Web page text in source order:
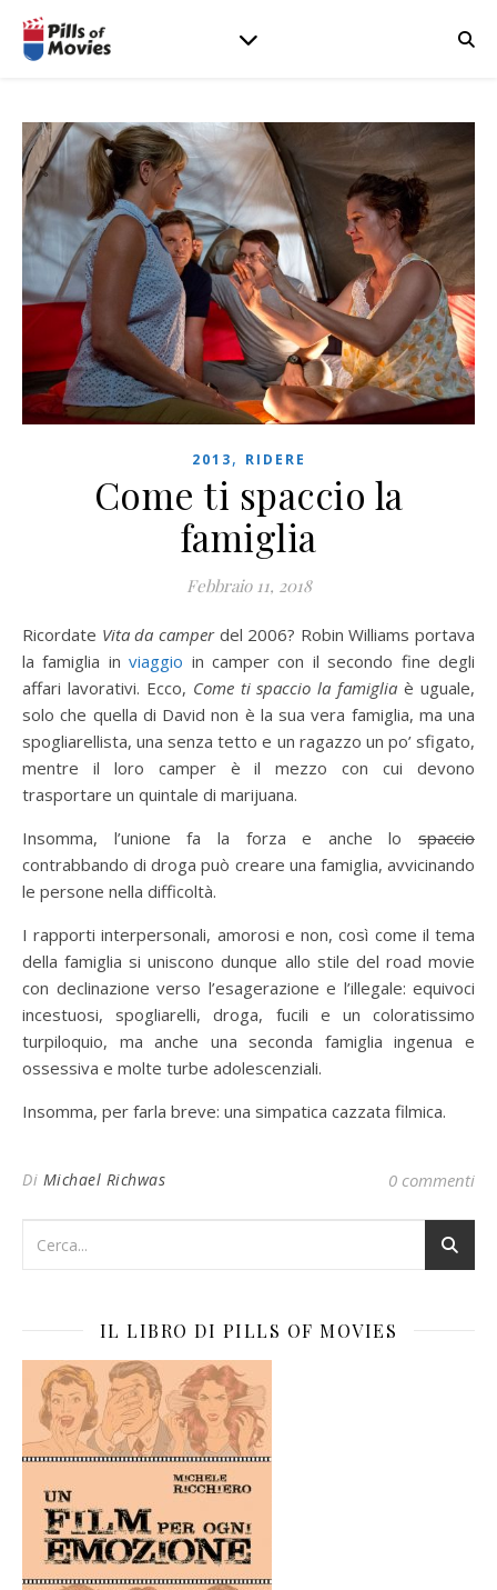
2013, RIDERE
Come ti spaccio la
famiglia
Febbraio 11, 2018
Ricordate Vita da camperdel 2006? Robin Williams portava
la famiglia inviaggio in camper con il secondo fine degli
affari lavorativi. Ecco, Come ti spaccio la famiglia è uguale,
solo che quella di David non è la sua vera famiglia, ma una
spogliarellista, una senza tetto e un ragazzo un po’ sfigato,
mentre il loro camper è il mezzo con cui devono
trasportare un quintale di marijuana.
Insomma, l’unione fa la forza e anche lo spaccio
contrabbando di droga può creare una famiglia, avvicinando
le persone nella difficoltà.
I rapporti interpersonali, amorosi e non, così come il tema
della famiglia si uniscono dunque allo stile del road movie
con declinazione verso l’esagerazione e l’illegale: equivoci
incestuosi, spogliarelli, droga, fucili e un coloratissimo
turpiloquio, ma anche una seconda famiglia ingenua e
ossessiva e molte turbe adolescenziali.
Insomma, per farla breve: una simpatica cazzata filmica.
Di Michael Richwas 0 commenti
IL LIBRO DI PILLS OF MOVIES